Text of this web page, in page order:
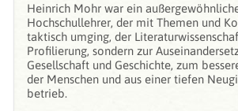
Heinrich Mohr war ein
Hochschullehrer, der mit Themen und
taktisch umging, der
Profilierung, sondern zur
Gesellschaft und Geschichte, zum
der Menschen und aus einer tiefen
betrieb.